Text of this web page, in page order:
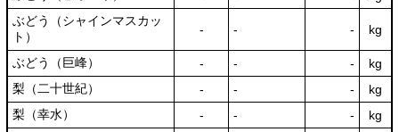
ぶどう（シャインマスカッ
ト）
‐ ‐ ‐ kg
ぶどう（巨峰） ‐ ‐ ‐
kg
梨（二十世紀）
‐ ‐ ‐
kg
梨（幸水）
‐ ‐ ‐
kg